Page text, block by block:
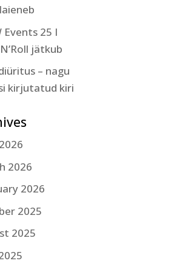
Events 25 I
jätkub
– nagu
kirjutatud kiri
2026
2026
2025
2025